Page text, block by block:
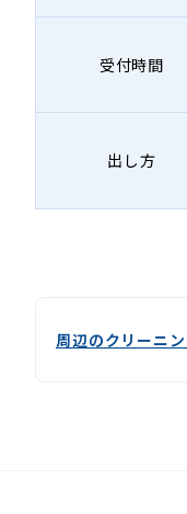
受付時間
出し方
周辺のクリーニ